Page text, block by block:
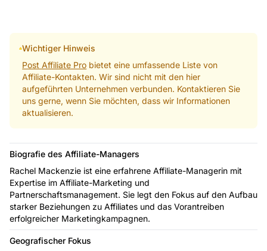
Wichtiger Hinweis
Post Affiliate Pro bietet eine umfassende Liste von
Affiliate-Kontakten. Wir sind nicht mit den hier
aufgeführten Unternehmen verbunden. Kontaktieren Sie
uns gerne, wenn Sie möchten, dass wir Informationen
aktualisieren.
Biografie des Affiliate-Managers
Rachel Mackenzie ist eine erfahrene Affiliate-Managerin mit
Expertise im Affiliate-Marketing und
Partnerschaftsmanagement. Sie legt den Fokus auf den Aufbau
starker Beziehungen zu Affiliates und das Vorantreiben
erfolgreicher Marketingkampagnen.
Geografischer Fokus